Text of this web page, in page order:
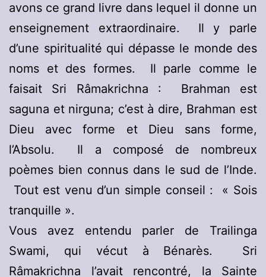
avons ce grand livre dans lequel il donne un
enseignement extraordinaire. Il y parle
d’une spiritualité qui dépasse le monde des
noms et des formes. Il parle comme le
faisait Sri Râmakrichna : Brahman est
saguna et nirguna; c’est à dire, Brahman est
Dieu avec forme et Dieu sans forme,
l’Absolu. Il a composé de nombreux
poèmes bien connus dans le sud de l’Inde.
Tout est venu d’un simple conseil : « Sois
tranquille ».
Vous avez entendu parler de Trailinga
Swami, qui vécut à Bénarès. Sri
Râmakrichna l’avait rencontré, la Sainte